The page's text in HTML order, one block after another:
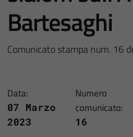
Bartesaghi
Comunicato stampa num. 16
Data:
07 Marzo
2023
Numero
comunicato:
16